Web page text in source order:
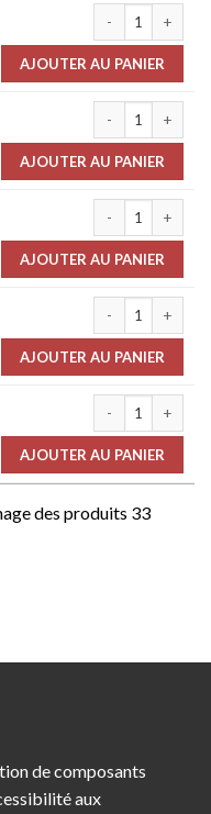
quantité de
AJOUTER AU PANIER
quantité de
AJOUTER AU PANIER
quantité de
AJOUTER AU PANIER
quantité de
AJOUTER AU PANIER
quantité de
AJOUTER AU PANIER
des produits 33
de composants
aux